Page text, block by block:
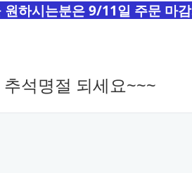
원하시는분은 9/11일 주문 마
석명절 되세요~~~